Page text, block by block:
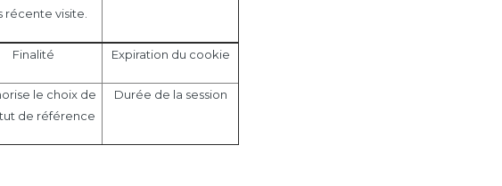
récente visite.
Finalité Expiration du cookie
le choix de
de référence
Durée de la session